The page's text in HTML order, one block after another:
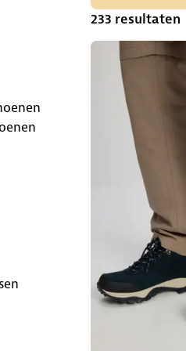
233 resultaten